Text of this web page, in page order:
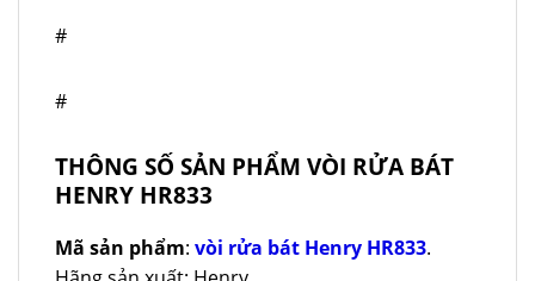
#
#
THÔNG SỐ SẢN PHẨM VÒI RỬA BÁT
HENRY HR833
Mã sản phẩm: vòi rửa bát Henry HR833.